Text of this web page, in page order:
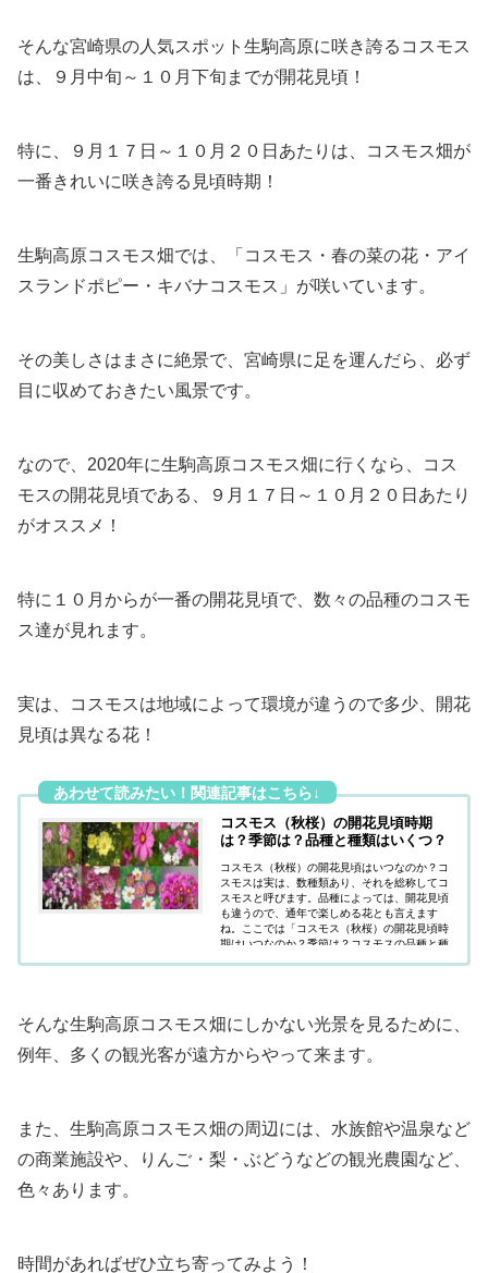
そんな宮崎県の人気スポット生駒高原に咲き誇るコスモス
は、９月中旬～１０月下旬までが開花見頃！
特に、９月１７日～１０月２０日あたりは、コスモス畑が
一番きれいに咲き誇る見頃時期！
生駒高原コスモス畑では、「コスモス・春の菜の花・アイ
スランドポピー・キバナコスモス」が咲いています。
その美しさはまさに絶景で、宮崎県に足を運んだら、必ず
目に収めておきたい風景です。
なので、2020年に生駒高原コスモス畑に行くなら、コス
モスの開花見頃である、９月１７日～１０月２０日あたり
がオススメ！
特に１０月からが一番の開花見頃で、数々の品種のコスモ
ス達が見れます。
実は、コスモスは地域によって環境が違うので多少、開花
見頃は異なる花！
コスモス（秋桜）の開花見頃時期
は？季節は？品種と種類はいくつ？
コスモス（秋桜）の開花見頃はいつなのか？コ
スモスは実は、数種類あり、それを総称してコ
スモスと呼びます。品種によっては、開花見頃
も違うので、通年で楽しめる花とも言えます
ね。ここでは「コスモス（秋桜）の開花見頃時
期はいつなのか？季節は？コスモスの品種と種
そんな生駒高原コスモス畑にしかない光景を見るために、
例年、多くの観光客が遠方からやって来ます。
また、生駒高原コスモス畑の周辺には、水族館や温泉など
の商業施設や、りんご・梨・ぶどうなどの観光農園など、
色々あります。
時間があればぜひ立ち寄ってみよう！